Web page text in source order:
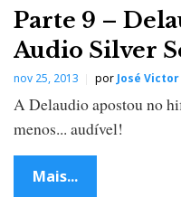
Parte 9 –
Audio Silver
nov 25, 2013 por José
A Delaudio apostou no
menos... audível!
Mais...